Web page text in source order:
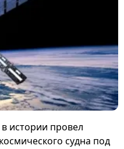
истории провел
судна под